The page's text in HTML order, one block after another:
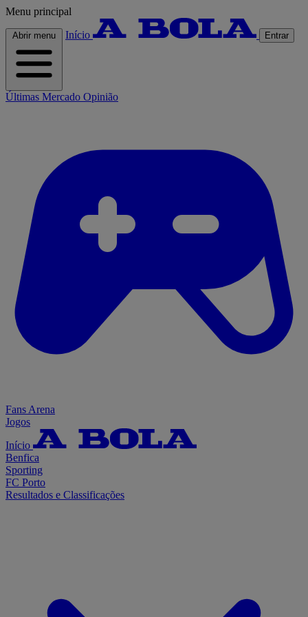
Menu principal
Abrir menu Início Entrar
Últimas Mercado Opinião
Fans Arena
Jogos
Início
Benfica
Sporting
FC Porto
Resultados e Classificações